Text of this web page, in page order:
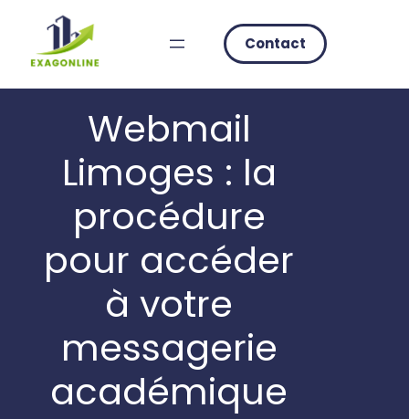
content
Contact
Webmail
Limoges : la
procédure
pour accéder
à votre
messagerie
académique